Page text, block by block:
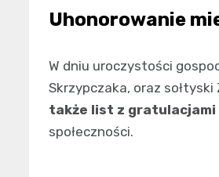
Uhonorowanie
W dniu uroczystości
Skrzypczaka, oraz sołtyski
także list z gratulacjami
społeczności.